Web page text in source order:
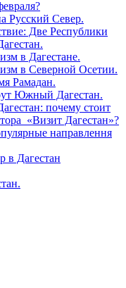
Русский Север.
Две Республики
в Дагестане.
в Северной Осетии.
Рамадан.
Южный Дагестан.
почему стоит
«Визит Дагестан»?
направлення
в Дагестан